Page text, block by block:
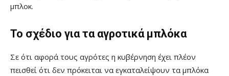
μπλοκ.
Το σχέδιο για τα αγροτικά μπλόκα
Σε ότι αφορά τους αγρότες η κυβέρνηση έχει πλέον
πεισθεί ότι δεν πρόκειται να εγκαταλείψουν τα μπλόκα